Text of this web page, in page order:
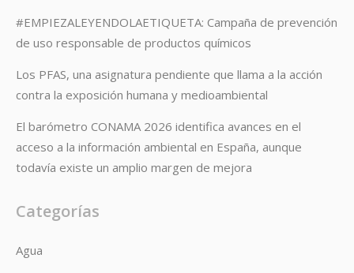
#EMPIEZALEYENDOLAETIQUETA: Campaña de prevención
de uso responsable de productos químicos
Los PFAS, una asignatura pendiente que llama a la acción
contra la exposición humana y medioambiental
El barómetro CONAMA 2026 identifica avances en el
acceso a la información ambiental en España, aunque
todavía existe un amplio margen de mejora
Categorías
Agua